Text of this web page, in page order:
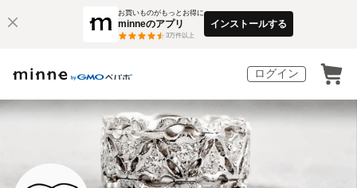
お買いものがもっとお得に
minneのアプリ
3万件以上
インストールする
ログイン